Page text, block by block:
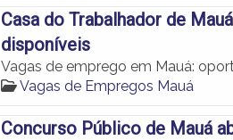
Casa do Trabalhador de
disponíveis
Vagas de emprego em Mauá:
Vagas de Empregos Mauá
Concurso Público de Mauá